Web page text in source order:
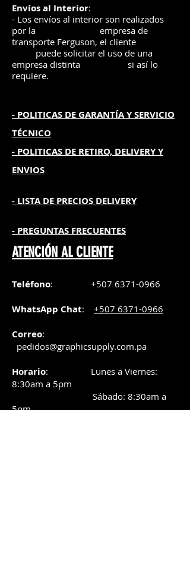
Envíosal Interior:
- Los envíos al interior son realizados
por la
empresa de
transporte Ferguson, el cliente
puede solicitar el uso de una
empresa distinta si así lo
requiere.
- POLITICAS DE GARANTÍAY SERVICIO
TÉCNICO
- POLITICAS DE RETIRO, DELIVERY Y
ENVIOS
- LISTA DE PRECIOS DELIVERY
- PREGUNTAS FRECUENTES
ATENCIÓN AL CLIENTE
Teléfono: +507 6371-0966
WhatsApp Chat: +507 6371-0966
Correo:
pedidos@graphicsupply.com.pa
Horario:
Lunes a Viernes:
8:30am a 5pm
Sábado: 8:30am a
5pm